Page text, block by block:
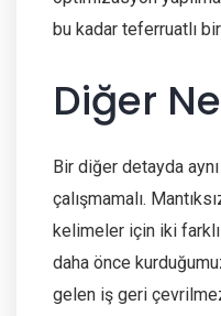
bu kadar teferruatlı
Diğer
Bir diğer detayda
çalışmamalı.
kelimeler için iki
daha önce
gelen iş geri